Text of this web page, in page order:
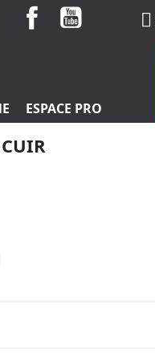
Facebook 
ESPACE PRO